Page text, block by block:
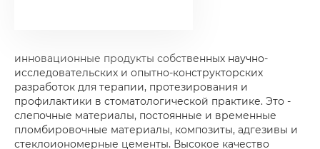
инновационные продукты собственных научно-
исследовательских и опытно-конструкторских
разработок для терапии, протезирования и
профилактики в стоматологической практике. Это -
слепочные материалы, постоянные и временные
пломбировочные материалы, композиты, адгезивы и
стеклоиономерные цементы. Высокое качество